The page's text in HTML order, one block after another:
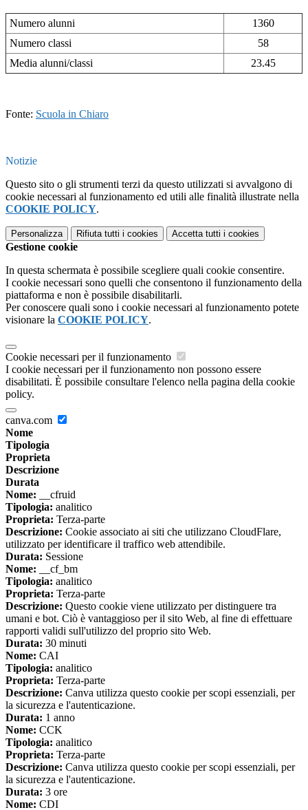
Numero alunni
1360
Numero classi
58
Media alunni/classi
23.45
Fonte: Scuola in Chiaro
Notizie
Questo sito o gli strumenti terzi da questo utilizzati si avvalgono di
cookie necessari al funzionamento ed utili alle finalità illustrate nella
COOKIE POLICY.
Personalizza Rifiuta tutti i cookies Accetta tutti i cookies
Gestione cookie
In questa schermata è possibile scegliere quali cookie consentire.
I cookie necessari sono quelli che consentono il funzionamento della
piattaforma e non è possibile disabilitarli.
Per conoscere quali sono i cookie necessari al funzionamento potete
visionare la COOKIE POLICY.
Cookie necessari per il funzionamento
I cookie necessari per il funzionamento non possono essere
disabilitati. È possibile consultare l'elenco nella pagina della cookie
policy.
canva.com
Nome
Tipologia
Proprieta
Descrizione
Durata
Nome: __cfruid
Tipologia: analitico
Proprieta: Terza-parte
Descrizione: Cookie associato ai siti che utilizzano CloudFlare,
utilizzato per identificare il traffico web attendibile.
Durata: Sessione
Nome: __cf_bm
Tipologia: analitico
Proprieta: Terza-parte
Descrizione: Questo cookie viene utilizzato per distinguere tra
umani e bot. Ciò è vantaggioso per il sito Web, al fine di effettuare
rapporti validi sull'utilizzo del proprio sito Web.
Durata: 30 minuti
Nome: CAI
Tipologia: analitico
Proprieta: Terza-parte
Descrizione: Canva utilizza questo cookie per scopi essenziali, per
la sicurezza e l'autenticazione.
Durata: 1 anno
Nome: CCK
Tipologia: analitico
Proprieta: Terza-parte
Descrizione: Canva utilizza questo cookie per scopi essenziali, per
la sicurezza e l'autenticazione.
Durata: 3 ore
Nome: CDI